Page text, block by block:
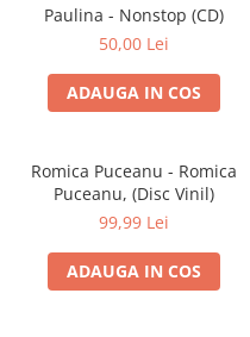
Viniluri Românești
Colecția Electrecord
Paulina - Nonstop (CD)
50,00 Lei
ADAUGA IN COS
Romica Puceanu - Romica
Puceanu, (Disc Vinil)
99,99 Lei
ADAUGA IN COS